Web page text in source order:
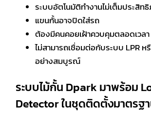
ระบบอัตโนมัติทำงานไม่เต็มประสิท
แขนกั้นอาจปิดใส่รถ
ต้องมีคนคอยเฝ้าควบคุมตลอดเวลา
ไม่สามารถเชื่อมต่อกับระบบ LPR
อย่างสมบูรณ์
ระบบไม้กั้น Dpark มาพร้อม
Detector ในชุดติดตั้งมาตรฐ